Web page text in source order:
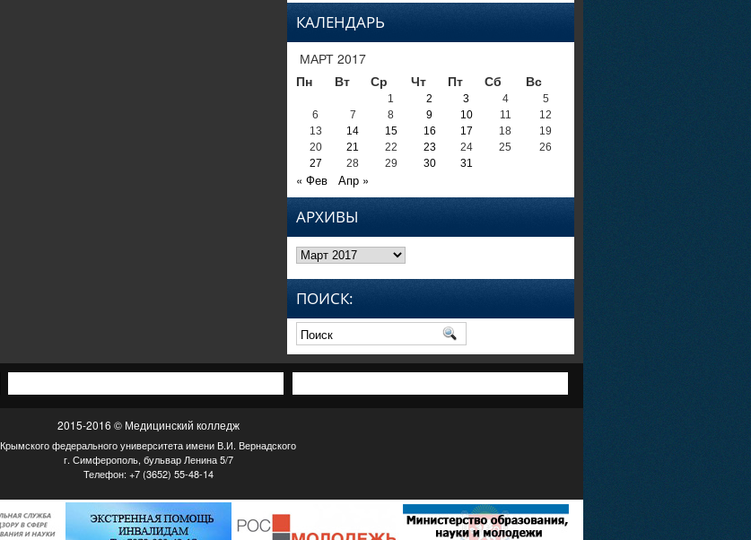
КАЛЕНДАРЬ
МАРТ 2017
Пн
Вт Ср Чт Пт Сб Вс
1 2 3 4
5
6
7 8 9 10 11
12
13
14 15 16 17 18
19
20
21 22 23 24 25
26
27
28 29 30 31
« Фев Апр »
АРХИВЫ
Архивы
ПОИСК:
2015-2016 © Медицинский колледж
Крымского федерального университета имени В.И. Вернадского
г. Симферополь, бульвар Ленина 5/7
Телефон: +7 (3652) 55-48-14